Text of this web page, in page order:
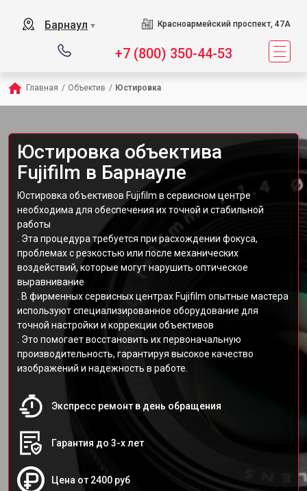
Барнаул ▼ Красноармейский проспект, 47А
+7 (800) 350-44-53
Главная / Объектив / Юстировка
Юстировка объектива
Fujifilm в Барнауле
Юстировка объективов Fujifilm в сервисном центре
необходима для обеспечения их точной и стабильной
работы
. Эта процедура требуется при расхождении фокуса,
проблемах с резкостью или после механических
воздействий, которые могут нарушить оптическое
выравнивание
. В фирменных сервисных центрах Fujifilm опытные мастера
используют специализированное оборудование для
точной настройки и коррекции объективов
. Это помогает восстановить их первоначальную
производительность, гарантируя высокое качество
изображений и надежность в работе.
Экспресс ремонт в день обращения
Гарантия до 3-х лет
Цена от 2400 руб